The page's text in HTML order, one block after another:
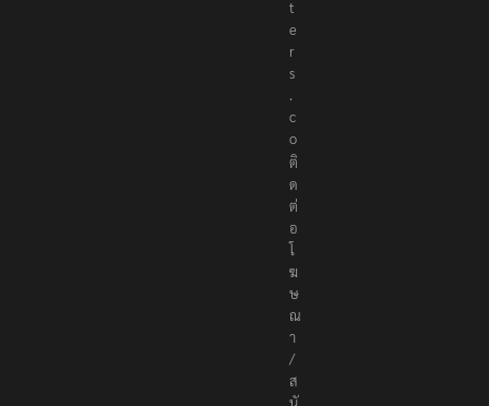
o
r
t
e
r
s
.
c
o
ติ
ด
ต่
อ
โ
ฆ
ษ
ณ
า